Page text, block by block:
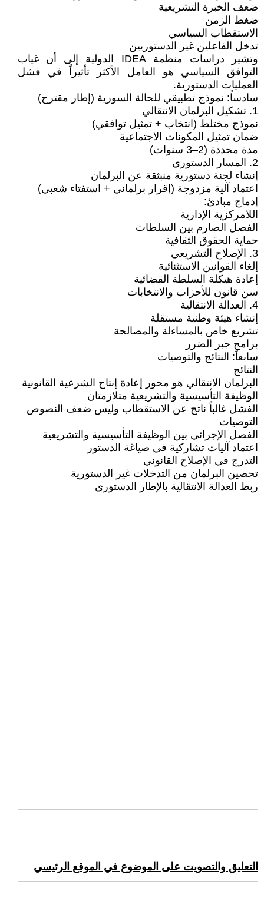
ضعف الخبرة التشريعية
ضغط الزمن
الاستقطاب السياسي
تدخل الفاعلين غير الدستوريين
وتشير دراسات منظمة IDEA الدولية إلى أن غياب
التوافق السياسي هو العامل الأكثر تأثيراً في فشل
العمليات الدستورية.
سادساً: نموذج تطبيقي للحالة السورية (إطار مقترح)
1. تشكيل البرلمان الانتقالي
نموذج مختلط (انتخاب + تمثيل توافقي)
ضمان تمثيل المكونات الاجتماعية
مدة محددة (2–3 سنوات)
2. المسار الدستوري
إنشاء لجنة دستورية منبثقة عن البرلمان
اعتماد آلية مزدوجة (إقرار برلماني + استفتاء شعبي)
إدماج مبادئ:
اللامركزية الإدارية
الفصل الصارم بين السلطات
حماية الحقوق الثقافية
3. الإصلاح التشريعي
إلغاء القوانين الاستثنائية
إعادة هيكلة السلطة القضائية
سن قانون للأحزاب والانتخابات
4. العدالة الانتقالية
إنشاء هيئة وطنية مستقلة
تشريع خاص بالمساءلة والمصالحة
برامج جبر الضرر
سابعاً: النتائج والتوصيات
النتائج
البرلمان الانتقالي هو محور إعادة إنتاج الشرعية القانونية
الوظيفة التأسيسية والتشريعية متلازمتان
الفشل غالباً ناتج عن الاستقطاب وليس ضعف النصوص
التوصيات
الفصل الإجرائي بين الوظيفة التأسيسية والتشريعية
اعتماد آليات تشاركية في صياغة الدستور
التدرج في الإصلاح القانوني
تحصين البرلمان من التدخلات غير الدستورية
ربط العدالة الانتقالية بالإطار الدستوري
التعليق والتصويت على الموضوع في الموقع الرئيسي